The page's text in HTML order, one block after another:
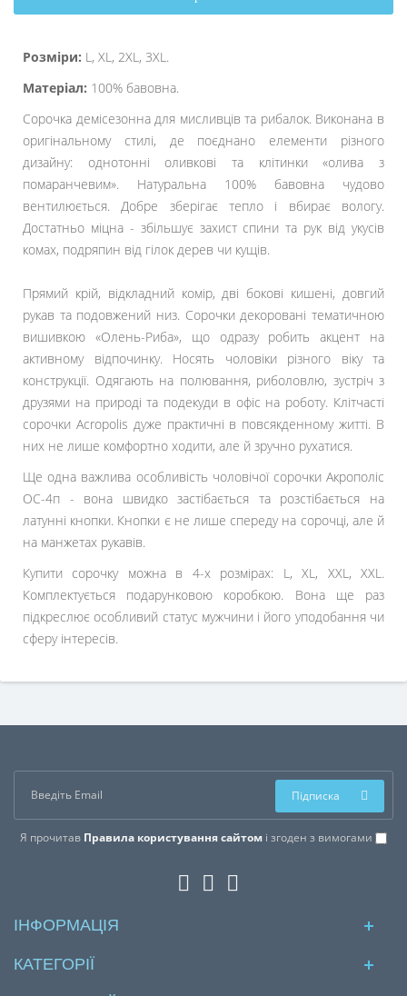
Розміри: L, XL, 2XL, 3XL.
Матеріал: 100% бавовна.
Сорочка демісезонна для мисливців та рибалок. Виконана в
оригінальному стилі, де поєднано елементи різного
дизайну: однотонні оливкові та клітинки «олива з
помаранчевим». Натуральна 100% бавовна чудово
вентилюється. Добре зберігає тепло і вбирає вологу.
Достатньо міцна - збільшує захист спини та рук від укусів
комах, подряпин від гілок дерев чи кущів.
Прямий крій, відкладний комір, дві бокові кишені, довгий
рукав та подовжений низ. Сорочки декоровані тематичною
вишивкою «Олень-Риба», що одразу робить акцент на
активному відпочинку. Носять чоловіки різного віку та
конструкції. Одягають на полювання, риболовлю, зустріч з
друзями на природі та подекуди в офіс на роботу. Клітчасті
сорочки Acropolis дуже практичні в повсякденному житті. В
них не лише комфортно ходити, але й зручно рухатися.
Ще одна важлива особливість чоловічої сорочки Акрополіс
ОС-4п - вона швидко застібається та розстібається на
латунні кнопки. Кнопки є не лише спереду на сорочці, але й
на манжетах рукавів.
Купити сорочку можна в 4-х розмірах: L, XL, XXL, XXL.
Комплектується подарунковою коробкою. Вона ще раз
підкреслює особливий статус мужчини і його уподобання чи
сферу інтересів.
Я прочитав Правила користування сайтом і згоден з вимогами
Підписка
ІНФОРМАЦІЯ
КАТЕГОРІЇ